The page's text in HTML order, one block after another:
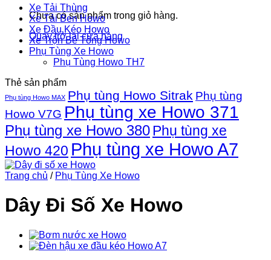
Chưa có sản phẩm trong giỏ hàng.
Quay trở lại cửa hàng
Xe Tải Thùng
Xe Tải Ben Howo
Xe Đầu Kéo Howo
Xe Trộn Bê Tông Howo
Phụ Tùng Xe Howo
Phụ Tùng Howo TH7
Thẻ sản phẩm
Phụ tùng Howo MAX Phụ tùng Howo Sitrak Phụ tùng
Howo V7G Phụ tùng xe Howo 371
Phụ tùng xe Howo 380Phụ tùng xe
Howo 420 Phụ tùng xe Howo A7
Trang chủ / Phụ Tùng Xe Howo
Dây Đi Số Xe Howo